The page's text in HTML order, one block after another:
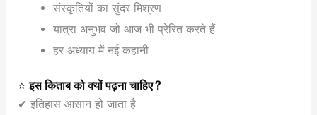
संस्कृतियों का सुंदर मिश्रण
यात्रा अनुभव जो आज भी प्रेरित करते हैं
हर अध्याय में नई कहानी
⭐इस किताब को क्यों पढ़ना चाहिए?
✔ इतिहास आसान हो जाता है